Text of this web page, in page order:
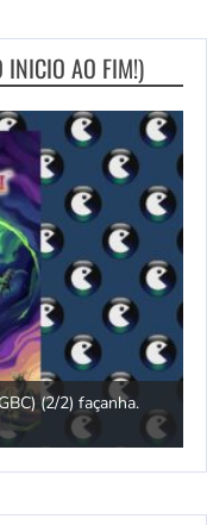
INICIO AO FIM!)
(2/2) façanha.